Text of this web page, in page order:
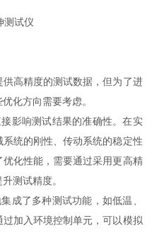
高精度的测试数据，但为了进
化方向需要考虑。
响测试结果的准确性。在实
统的刚性、传动系统的稳定性
化性能，需要通过采用更高精
测试精度。
了多种测试功能，如低温、
加入环境控制单元，可以模拟